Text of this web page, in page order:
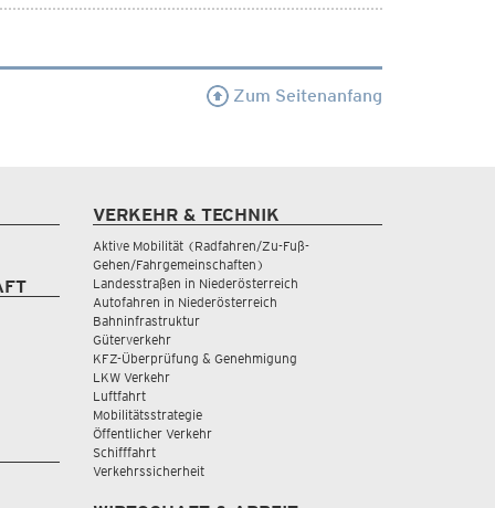
Zum Seitenanfang
VERKEHR & TECHNIK
Aktive Mobilität (Radfahren/Zu-Fuß-
Gehen/Fahrgemeinschaften)
Landesstraßen in Niederösterreich
Autofahren in Niederösterreich
Bahninfrastruktur
Güterverkehr
KFZ-Überprüfung & Genehmigung
LKW Verkehr
Luftfahrt
Mobilitätsstrategie
Öffentlicher Verkehr
Schifffahrt
Verkehrssicherheit